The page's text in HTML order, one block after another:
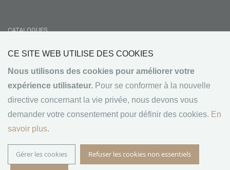
CE SITE WEB UTILISE DES COOKIES
Nous utilisons des cookies pour améliorer votre
expérience utilisateur. Pour se conformer à la nouvelle
directive concernant la vie privée, nous devons vous
demander votre consentement pour définir des cookies. En
savoir plus.
Gérer les cookies Refuser les cookies non essentiels
CATALOGUES
RSE
GROUPEMENT NEBOPAN
NOS VALEURS
CONDITIONS GÉNÉRALES DE VENTE
MENTIONS LÉGALES